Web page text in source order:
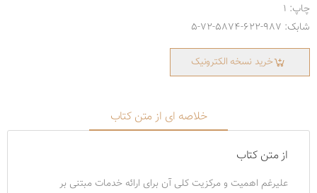
چاپ: 1
شابک: 987-622-5874-72-5
خرید نسخه الکترونیک
خلاصه ای از متن کتاب
از متن کتاب
علیرغم اهمیت و مرکزیت کلی آن برای ارائه خدمات مبتنی بر